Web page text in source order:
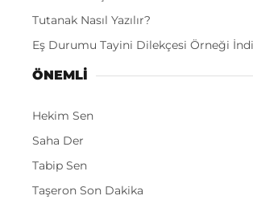
Tutanak Nasıl Yazılır?
Eş Durumu Tayini Dilekçesi Örneği
ÖNEMLI
Hekim Sen
Saha Der
Tabip Sen
Taşeron Son Dakika